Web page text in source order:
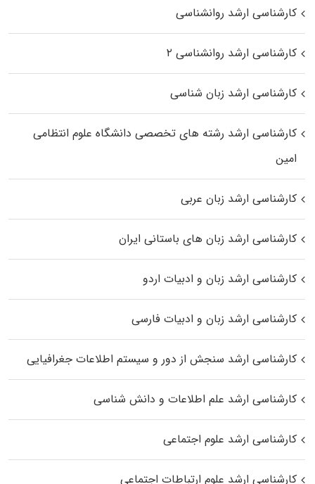
کارشناسی ارشد روانشناسی
کارشناسی ارشد روانشناسی ۲
کارشناسی ارشد زبان شناسی
کارشناسی ارشد رﺷﺘﻪ ﻫﺎی تخصصی داﻧﺸﮕﺎه ﻋﻠﻮم انتظامی
اﻣﻴﻦ
کارشناسی ارشد زبان عربی
کارشناسی ارشد زبان‌ های باستانی ایران
کارشناسی ارشد زبان و ادبیات اردو
کارشناسی ارشد زبان و ادبیات فارسی
کارشناسی ارشد سنجش از دور و سیستم اطلاعات جغرافیایی
کارشناسی ارشد علم اطلاعات و دانش شناسی
کارشناسی ارشد علوم اجتماعی
کارشناسی ارشد علوم ارتباطات اجتماعی